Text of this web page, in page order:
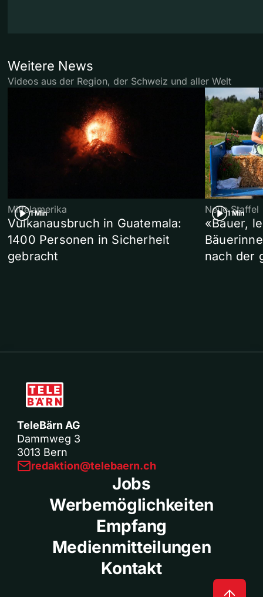
Weitere News
Videos aus der Region, der Schweiz und aller Welt
1 Min
Mittelamerika
Vulkanausbruch in Guatemala:
1400 Personen in Sicherheit
gebracht
1 Min
Neue Staffel
«Bauer,
nach der
TeleBärn AG
Dammweg 3
3013 Bern
redaktion@telebaern.ch
Jobs
Werbemöglichkeiten
Empfang
Medienmitteilungen
Kontakt